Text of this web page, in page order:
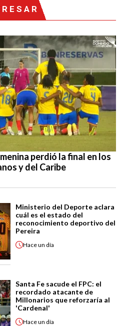
perdió la final en los
y del Caribe
Ministerio del Deporte aclara
cuál es el estado del
reconocimiento deportivo del
Pereira
Haceun día
Santa Fe sacude el FPC: el
recordado atacante de
Millonarios que reforzaría al
'Cardenal'
Haceun día